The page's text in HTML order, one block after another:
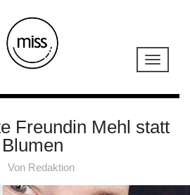
Freundin Mehl statt
Blumen
Von Redaktion